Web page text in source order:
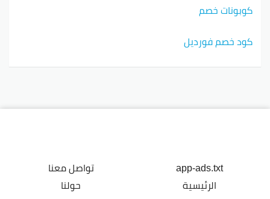
كوبونات خصم
كود خصم فورديل
app-ads.txt
الرئيسية
تواصل معنا
حولنا